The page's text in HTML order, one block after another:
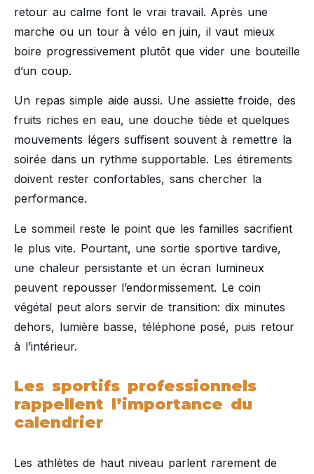
retour au calme font le vrai travail. Après une
marche ou un tour à vélo en juin, il vaut mieux
boire progressivement plutôt que vider une bouteille
d’un coup.
Un repas simple aide aussi. Une assiette froide, des
fruits riches en eau, une douche tiède et quelques
mouvements légers suffisent souvent à remettre la
soirée dans un rythme supportable. Les étirements
doivent rester confortables, sans chercher la
performance.
Le sommeil reste le point que les familles sacrifient
le plus vite. Pourtant, une sortie sportive tardive,
une chaleur persistante et un écran lumineux
peuvent repousser l’endormissement. Le coin
végétal peut alors servir de transition: dix minutes
dehors, lumière basse, téléphone posé, puis retour
à l’intérieur.
Les sportifs professionnels
rappellent l’importance du
calendrier
Les athlètes de haut niveau parlent rarement de